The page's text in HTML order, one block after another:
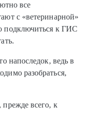
все
с «ветеринарной»
подключиться к ГИС
напоследок, ведь в
разобраться,
прежде всего, к